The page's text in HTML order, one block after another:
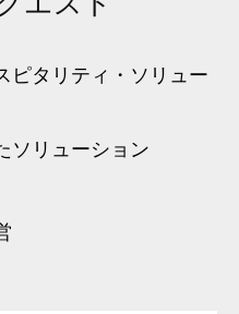
ピタリティ・ソリュー
ソリューション